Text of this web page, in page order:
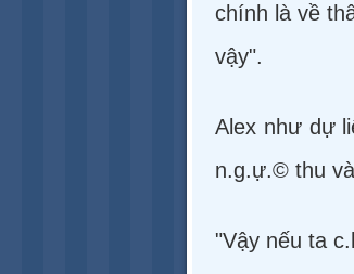
chính là về
vậy".
Alex như dự
n.g.ự.© thu
"Vậy nếu ta